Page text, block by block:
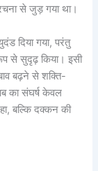
से जुड़ गया था।
दिया गया, परंतु
से सुदृढ़ किया। इसी
बढ़ने से शक्ति-
का संघर्ष केवल
बल्कि दक्कन की